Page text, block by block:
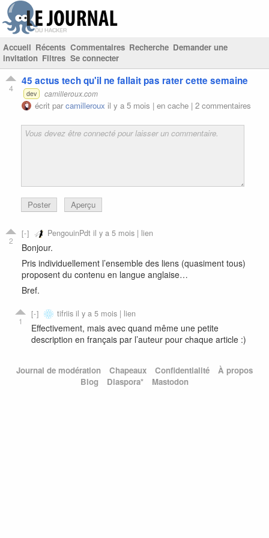
Accueil Récents Commentaires Recherche Demander une
invitation Filtres Se connecter
4
45 actus tech qu'il ne fallait pas rater cette semaine
dev camilleroux.com
écrit parcamilleroux il y a 5 mois | en cache | 2 commentaires
Poster Aperçu
2
PengouinPdt il y a 5 mois | lien
Bonjour.
Pris individuellement l’ensemble des liens (quasiment tous)
proposent du contenu en langue anglaise…
Bref.
1
tifriisil y a 5 mois | lien
Effectivement, mais avec quand même une petite
description en français par l’auteur pour chaque article :)
Journal de modération Chapeaux Confidentialité
À propos
Blog
Diaspora* Mastodon